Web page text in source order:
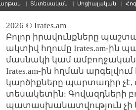
| Տնտեսական | Սոցիալական |
2026 © Irates.am
Բոլոր իրավունքները
ակտիվ հղումը Irates.am-ին
մասնակի կամ ամբողջական
Irates.am-ին հղման
կարծիքները պարտադիր չէ,
տեսակետին: Գովազդների
պատասխանատվություն չի